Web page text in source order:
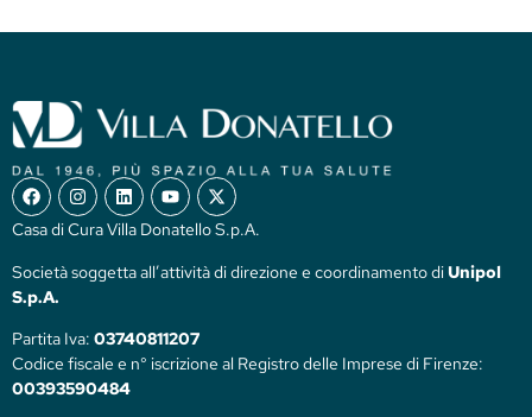
Casa di Cura Villa Donatello S.p.A.
Società soggetta all’attività di direzione e coordinamento diUnipol
S.p.A.
Partita Iva: 03740811207
Codice fiscale e n° iscrizione al Registro delle Imprese di Firenze:
00393590484